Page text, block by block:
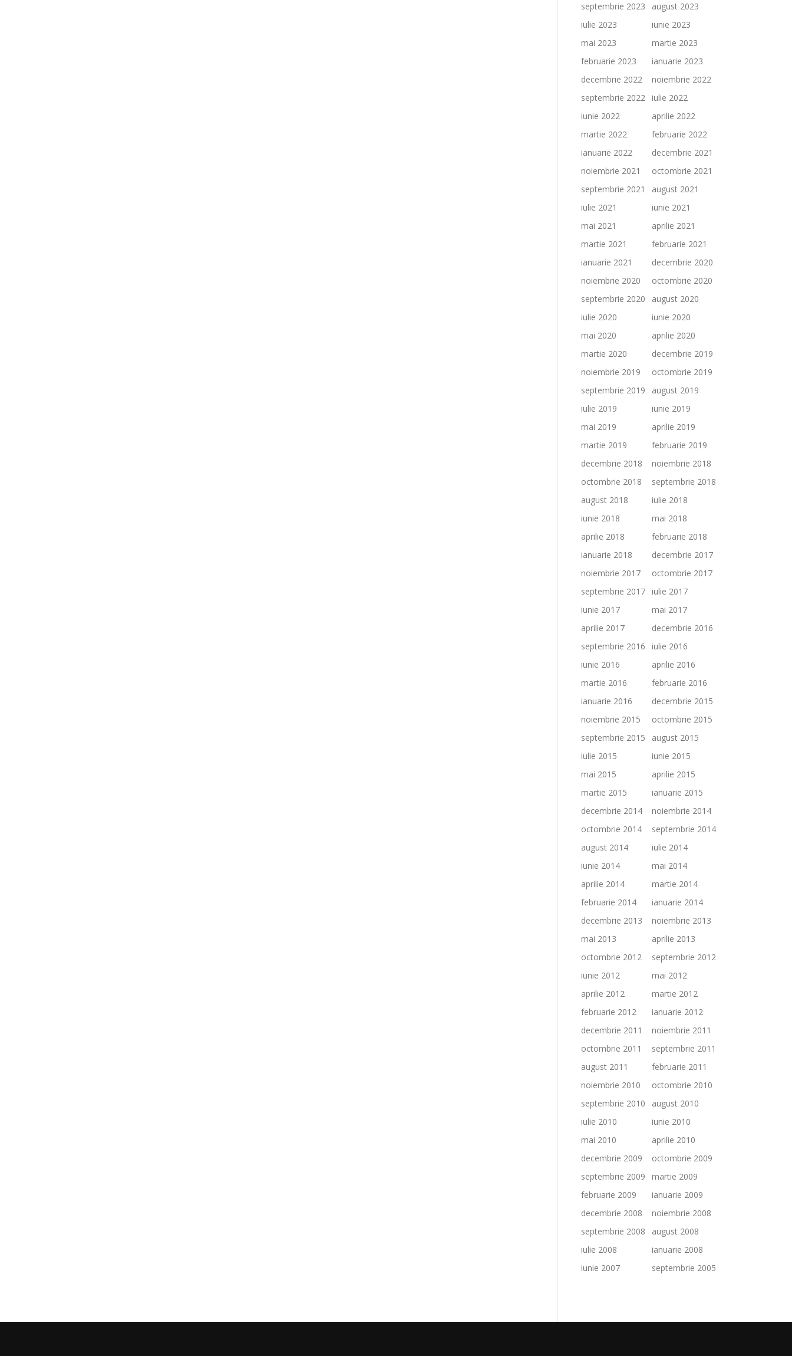
septembrie 2023
august 2023
iulie 2023
iunie 2023
mai 2023
martie 2023
februarie 2023
ianuarie 2023
decembrie 2022
noiembrie 2022
septembrie 2022 iulie 2022
iunie 2022
aprilie 2022
martie 2022
februarie 2022
ianuarie 2022
decembrie 2021
noiembrie 2021
octombrie 2021
septembrie 2021
august 2021
iulie 2021
iunie 2021
mai 2021
aprilie 2021
martie 2021
februarie 2021
ianuarie 2021
decembrie 2020
noiembrie 2020
octombrie 2020
septembrie 2020
august 2020
iulie 2020
iunie 2020
mai 2020
aprilie 2020
martie 2020
decembrie 2019
noiembrie 2019
octombrie 2019
septembrie 2019
august 2019
iulie 2019
iunie 2019
mai 2019
aprilie 2019
martie 2019
februarie 2019
decembrie 2018
noiembrie 2018
octombrie 2018
septembrie 2018
august 2018
iulie 2018
iunie 2018
mai 2018
aprilie 2018
februarie 2018
ianuarie 2018
decembrie 2017
noiembrie 2017
octombrie 2017
septembrie 2017 iulie 2017
iunie 2017
mai 2017
aprilie 2017
decembrie 2016
septembrie 2016
iulie 2016
iunie 2016
aprilie 2016
martie 2016
februarie 2016
ianuarie 2016
decembrie 2015
noiembrie 2015
octombrie 2015
septembrie 2015
august 2015
iulie 2015
iunie 2015
mai 2015
aprilie 2015
martie 2015
ianuarie 2015
decembrie 2014
noiembrie 2014
octombrie 2014
septembrie 2014
august 2014
iulie 2014
iunie 2014
mai 2014
aprilie 2014
martie 2014
februarie 2014
ianuarie 2014
decembrie 2013
noiembrie 2013
mai 2013
aprilie 2013
octombrie 2012
septembrie 2012
iunie 2012
mai 2012
aprilie 2012
martie 2012
februarie 2012
ianuarie 2012
decembrie 2011
noiembrie 2011
octombrie 2011
septembrie 2011
august 2011
februarie 2011
noiembrie 2010
octombrie 2010
septembrie 2010
august 2010
iulie 2010
iunie 2010
mai 2010
aprilie 2010
decembrie 2009
octombrie 2009
septembrie 2009
martie 2009
februarie 2009
ianuarie 2009
decembrie 2008
noiembrie 2008
septembrie 2008
august 2008
iulie 2008
ianuarie 2008
iunie 2007
septembrie 2005